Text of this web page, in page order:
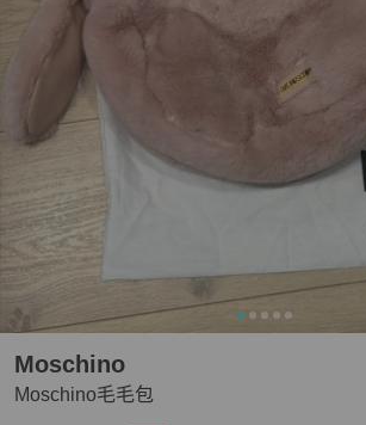
Moschino毛毛包
Moschino